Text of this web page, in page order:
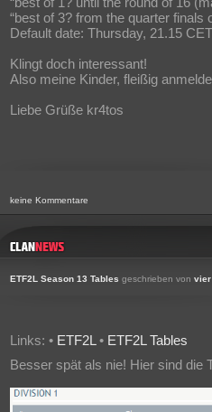
“best of 3? from the quarter
Default date: Thursday, 21.15
Klingt doch interessant!
Also meine Kinder, fleißig
Liebe Grüße kr4tos
keine Kommentare
ETF2L Season 13 Tables geschrieben von vier
Links: • ETF2L • ETF2L Tables
Besser spät als nie! Hier sind die